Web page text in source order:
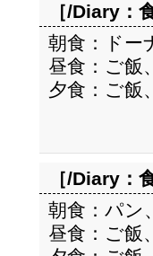
［/Diary：
朝食：ドー
昼食：ご飯
夕食：ご飯
［/Diary：
朝食：パン
昼食：ご飯